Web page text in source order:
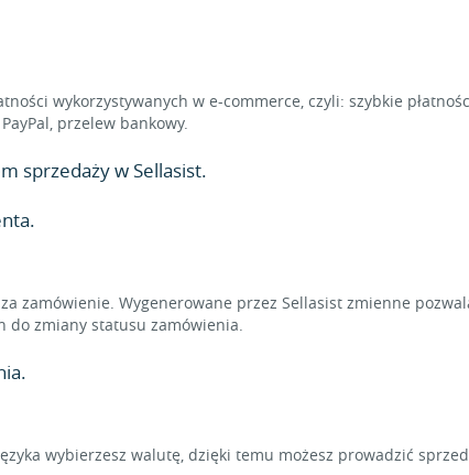
wykorzystywanych w e-commerce, czyli: szybkie
przelew bankowy.
sprzedaży w Sellasist.
zamówienie. Wygenerowane przez Sellasist zmienne
do zmiany statusu zamówienia.
wybierzesz walutę, dzięki temu możesz prowadzić